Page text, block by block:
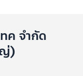
ค จำกัด
)